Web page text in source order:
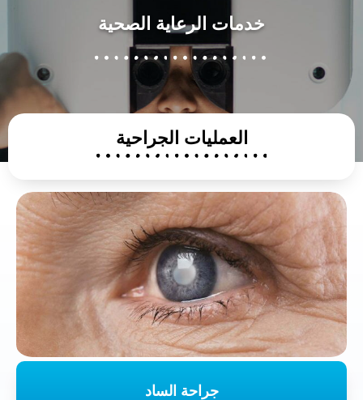
خدمات الرعاية الصحية
العمليات الجراحية
جراحة الساد